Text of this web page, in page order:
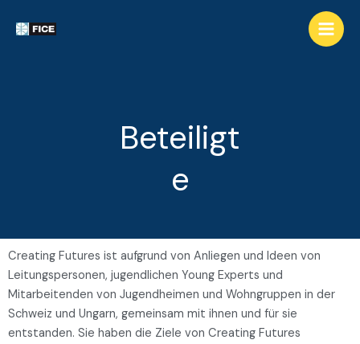
Beteiligt
e
Creating Futures ist aufgrund von Anliegen und Ideen von
Leitungspersonen, jugendlichen Young Experts und
Mitarbeitenden von Jugendheimen und Wohngruppen in der
Schweiz und Ungarn, gemeinsam mit ihnen und für sie
entstanden. Sie haben die Ziele von Creating Futures